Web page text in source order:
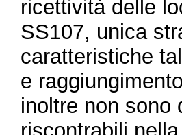
ricettività delle
SS107, unica
caratteristiche
e
inoltre non sono